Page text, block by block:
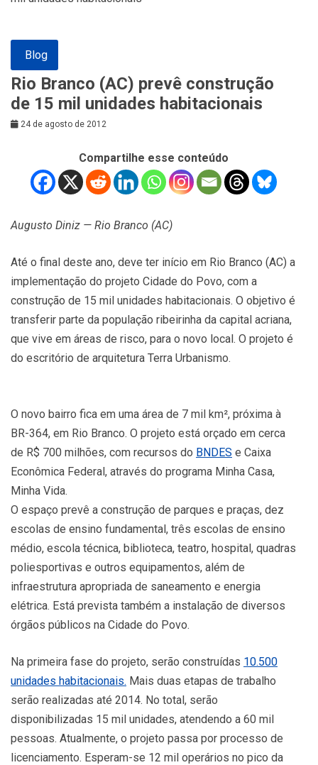
Blog
Rio Branco (AC) prevê construção
de 15 mil unidades habitacionais
24 de agosto de 2012
Compartilhe esse conteúdo
Augusto Diniz — Rio Branco (AC)
Até o final deste ano, deve ter início em Rio Branco (AC) a
implementação do projeto Cidade do Povo, com a
construção de 15 mil unidades habitacionais. O objetivo é
transferir parte da população ribeirinha da capital acriana,
que vive em áreas de risco, para o novo local. O projeto é
do escritório de arquitetura Terra Urbanismo.
O novo bairro fica em uma área de 7 mil km², próxima à
BR-364, em Rio Branco. O projeto está orçado em cerca
de R$ 700 milhões, com recursos do BNDES e Caixa
Econômica Federal, através do programa Minha Casa,
Minha Vida.
O espaço prevê a construção de parques e praças, dez
escolas de ensino fundamental, três escolas de ensino
médio, escola técnica, biblioteca, teatro, hospital, quadras
poliesportivas e outros equipamentos, além de
infraestrutura apropriada de saneamento e energia
elétrica. Está prevista também a instalação de diversos
órgãos públicos na Cidade do Povo.
Na primeira fase do projeto, serão construídas 10.500
unidades habitacionais. Mais duas etapas de trabalho
serão realizadas até 2014. No total, serão
disponibilizadas 15 mil unidades, atendendo a 60 mil
pessoas. Atualmente, o projeto passa por processo de
licenciamento. Esperam-se 12 mil operários no pico da